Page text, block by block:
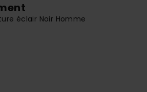
éclair Noir Homme